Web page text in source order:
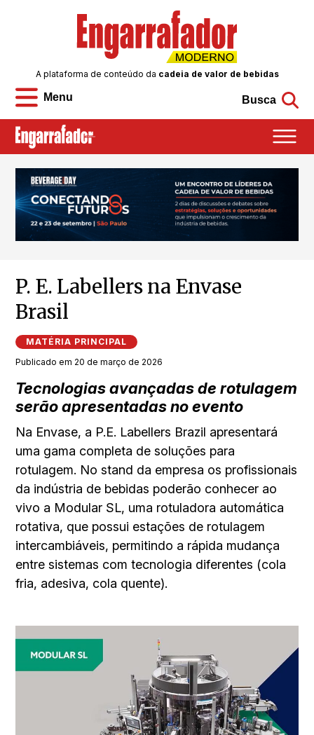
Menu
A plataforma de conteúdo da cadeia de valor de bebidas
Busca
P. E. Labellers na Envase
Brasil
MATÉRIA PRINCIPAL
Publicado em 20 de março de 2026
Tecnologias avançadas de rotulagem
serão apresentadas no evento
Na Envase, a P.E. Labellers Brazil apresentará
uma gama completa de soluções para
rotulagem. No stand da empresa os profissionais
da indústria de bebidas poderão conhecer ao
vivo a Modular SL, uma rotuladora automática
rotativa, que possui estações de rotulagem
intercambiáveis, permitindo a rápida mudança
entre sistemas com tecnologia diferentes (cola
fria, adesiva, cola quente).